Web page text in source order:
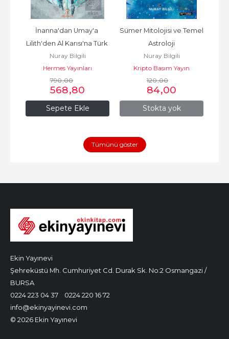
Sepete Ekle
İnanna'dan Umay'a
Lilith'den Al Karısı'na Türk
Mit
Nuray Bilgili
Hermes Yayınları
790,00
568,80
Stokta yok
Sümer Mitolojisi ve Temel
Astroloji
Nuray Bilgili
Kripto Basım Yayın
120,00
84,00
Tümünü göster
Ekin Yayınevi
Şehreküstü Mh. Cumhuriyet Cd. Durak Sk. No:2 Osmangazi /
BURSA
0224 223 04 37
0224 220 16 72
info@ekinyayinevi.com
© 2026 Ekin Yayınevi